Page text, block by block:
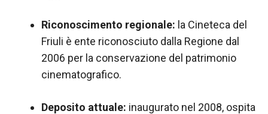
Riconoscimento regionale: la Cineteca del
Friuli è ente riconosciuto dalla Regione dal
2006 per la conservazione del patrimonio
cinematografico.
Deposito attuale: inaugurato nel 2008, ospita